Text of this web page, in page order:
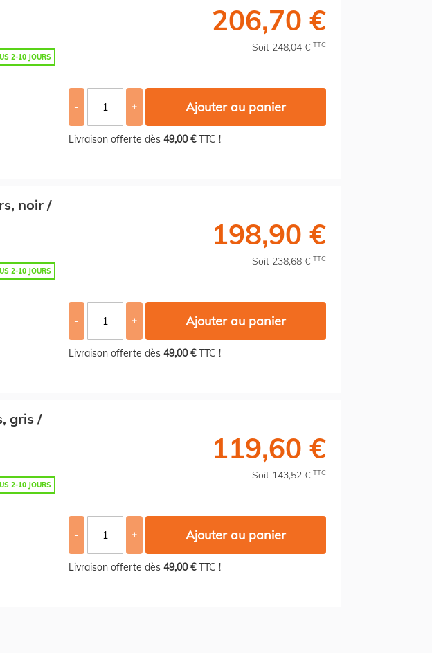
2-10 JOURS
206,70 €
Soit 248,04 € TTC
- + Ajouter au panier
Livraison offerte dès 49,00 €TTC !
noir /
2-10 JOURS
198,90 €
Soit 238,68 € TTC
- + Ajouter au panier
Livraison offerte dès 49,00 €TTC !
gris /
2-10 JOURS
119,60 €
Soit 143,52 € TTC
- + Ajouter au panier
Livraison offerte dès 49,00 €TTC !